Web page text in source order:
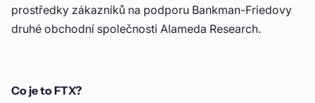
prostředky zákazníků na podporu Bankman-Friedovy
druhé obchodní společnosti Alameda Research.
Co je to FTX?